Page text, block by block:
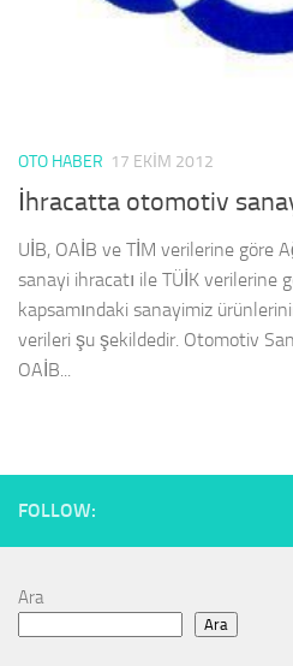
OTO HABER 17 EKIM 2012
İhracatta otomotiv
UİB, OAİB ve TİM verilerine göre
sanayi ihracatı ile TÜİK verilerine
kapsamındaki sanayimiz
verileri şu şekildedir. Otomotiv
OAİB...
FOLLOW:
Ara
Ara